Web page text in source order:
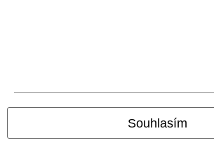
Souhlasím
Ochrana osobních údajů
Likvidace odpadu a ochrana životního prostředí